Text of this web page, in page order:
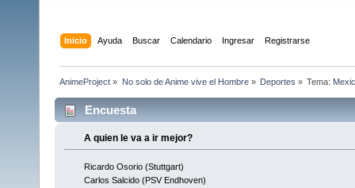
Inicio Ayuda Buscar Calendario Ingresar Registrarse
AnimeProject » No solo de Anime vive el Hombre» Deportes » Tema:
Encuesta
A quien le va a ir mejor?
Ricardo Osorio (Stuttgart)
Carlos Salcido (PSV Endhoven)